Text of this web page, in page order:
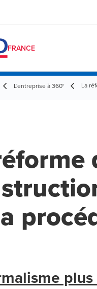
FRANCE
L'entreprise à 360° La